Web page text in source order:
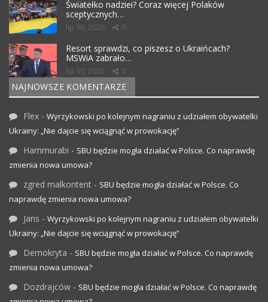
Światełko nadziei? Coraz więcej Polaków
sceptycznych…
lip 30, 2026 0
Resort sprawdzi, co piszesz o Ukraińcach?
MSWiA zabrało…
lip 30, 2026 0
NAJNOWSZE KOMENTARZE
Flex - Wyrzykowski po kolejnym nagraniu z udziałem obywatelki
Ukrainy: „Nie dajcie się wciągnąć w prowokację”
Hammurabi - SBU będzie mogła działać w Polsce. Co naprawdę
zmienia nowa umowa?
zgred malkontent - SBU będzie mogła działać w Polsce. Co
naprawdę zmienia nowa umowa?
Jans - Wyrzykowski po kolejnym nagraniu z udziałem obywatelki
Ukrainy: „Nie dajcie się wciągnąć w prowokację”
Demokryta - SBU będzie mogła działać w Polsce. Co naprawdę
zmienia nowa umowa?
Dozdrajców - SBU będzie mogła działać w Polsce. Co naprawdę